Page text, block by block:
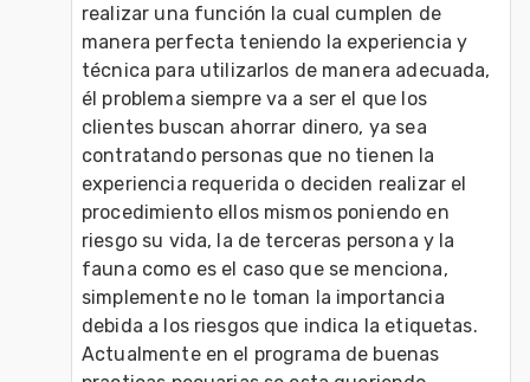
realizar una función la cual cumplen de
manera perfecta teniendo la experiencia y
técnica para utilizarlos de manera adecuada,
él problema siempre va a ser el que los
clientes buscan ahorrar dinero, ya sea
contratando personas que no tienen la
experiencia requerida o deciden realizar el
procedimiento ellos mismos poniendo en
riesgo su vida, la de terceras persona y la
fauna como es el caso que se menciona,
simplemente no le toman la importancia
debida a los riesgos que indica la etiquetas.
Actualmente en el programa de buenas